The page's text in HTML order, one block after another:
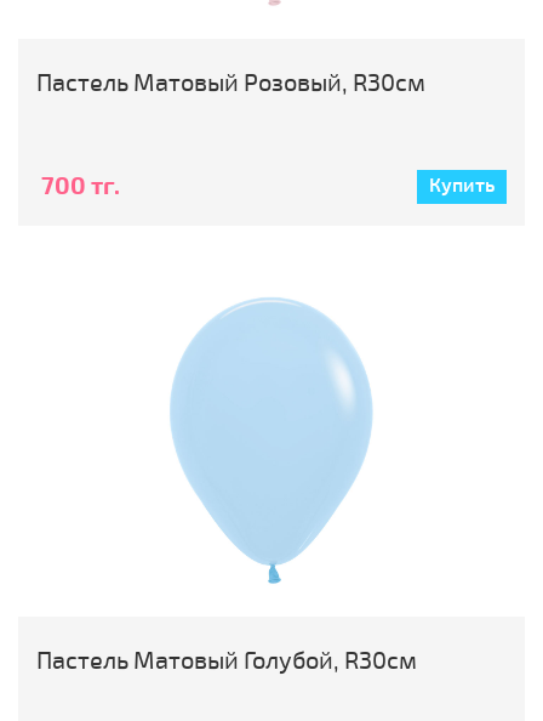
Пастель Матовый Розовый, R30см
700 тг. Купить
Пастель Матовый Голубой, R30см